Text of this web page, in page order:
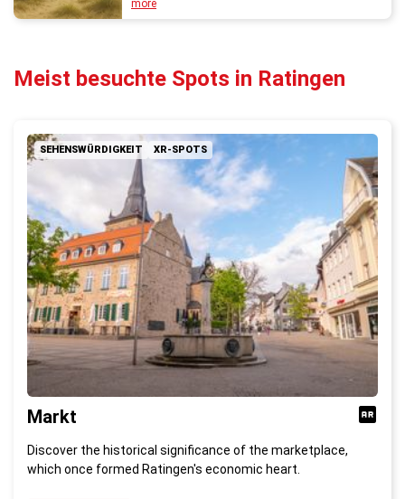
more
Meist besuchte Spots in Ratingen
SEHENSWÜRDIGKEIT XR-SPOTS
Markt
Discover the historical significance of the marketplace,
which once formed Ratingen's economic heart.